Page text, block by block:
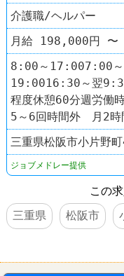
介護職/ヘルパー
月給 198,000円 〜
8:00～17:007:00
19:0016:30～翌
程度休憩60分週労
5～6回時間外 月2時
三重県松阪市小片野
ジョブメドレー提供
この
三重県
松阪市